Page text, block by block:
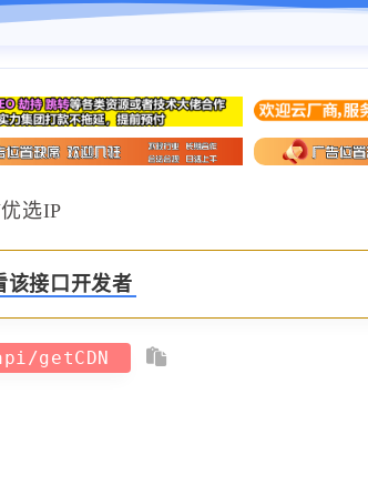
选IP
该接口开发者
getCDN